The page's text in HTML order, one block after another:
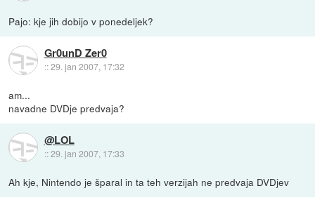
Pajo: kje jih dobijo v ponedeljek?
Gr0unD Zer0
::29. jan 2007, 17:32
am...
navadne DVDje predvaja?
@LOL
::29. jan 2007, 17:33
Ah kje, Nintendo je šparal in ta teh verzijah ne predvaja DVDjev